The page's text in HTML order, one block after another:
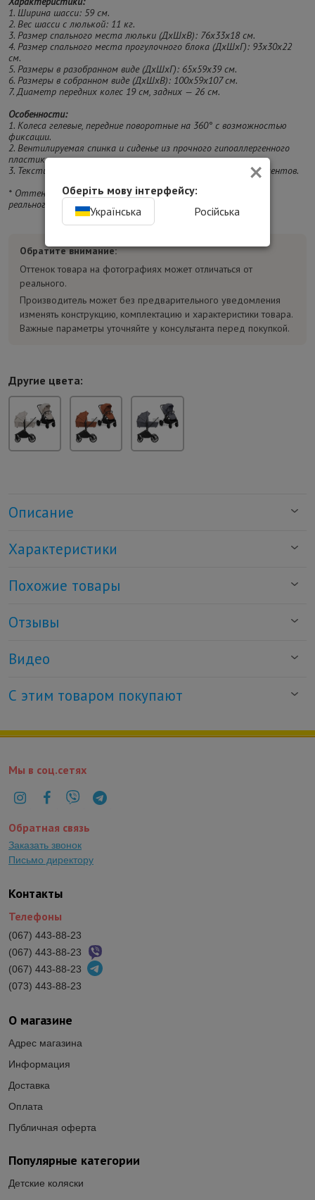
1. Ширина шасси: 59 см.
2. Вес шасси с люлькой: 11 кг.
3. Размер спального места люльки (ДхШхВ): 76x33х18 см.
4. Размер спального места прогулочного блока (ДхШхГ): 93х30х22
см.
5. Размеры в разобранном виде (ДхШхГ): 65х59х39 см.
6. Размеры в собранном виде (ДхШхВ): 100х59х107 см.
7. Диаметр передних колес 19 см, задних — 26 см.
Особенности:
1. Колеса гелевые, передние поворотные на 360° с возможностью
фиксации.
2. Вентилируемая спинка и сиденье из прочного гипоаллергенного
пластика.
3. Текстиль снимается для ухода без использования инструментов.
* Оттенок изделия на фотографии может отличаться от
реального.
Обратите внимание:
Оттенок товара на фотографиях может отличаться от
реального.
Производитель может без предварительного уведомления
изменять конструкцию, комплектацию и характеристики товара.
Важные параметры уточняйте у консультанта перед покупкой.
Другие цвета:
Описание
Характеристики
Похожие товары
Отзывы
Видео
С этим товаром покупают
Популярные категории
Детские коляски
О магазине
Адрес магазина
Информация
Доставка
Оплата
Публичная оферта
Контакты
Телефоны
(067) 443-88-23
(067) 443-88-23
(067) 443-88-23
(073) 443-88-23
Мы в соц.сетях
Обратная связь
Заказать звонок
Письмо директору
×
Оберіть мову інтерфейсу:
Українська
Російська